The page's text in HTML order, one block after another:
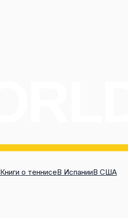
Книги о теннисеВ ИспанииВ США